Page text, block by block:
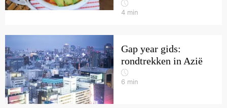
4 min
Gap year gids:
rondtrekken in Azië
6 min